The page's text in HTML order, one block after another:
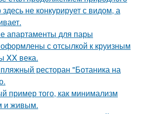
не конкурирует с видом, а
апартаменты для пары
с отсылкой к круизным
XX века.
ресторан "Ботаника на
пример того, как минимализм
и живым.